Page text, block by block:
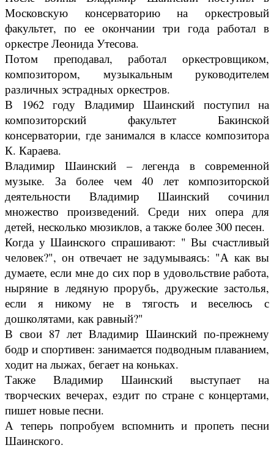
Московскую консерваторию на оркестровый
факультет, по ее окончании три года работал в
оркестре Леонида Утесова.
Потом преподавал, работал оркестровщиком,
композитором, музыкальным руководителем
различных эстрадных оркестров.
В 1962 году Владимир Шаинский поступил на
композиторский факультет Бакинской
консерватории, где занимался в классе композитора
К. Караева.
Владимир Шаинский – легенда в современной
музыке. За более чем 40 лет композиторской
деятельности Владимир Шаинский сочинил
множество произведений. Среди них опера для
детей, несколько мюзиклов, а также более 300 песен.
Когда у Шаинского спрашивают: " Вы счастливый
человек?", он отвечает не задумываясь: "А как вы
думаете, если мне до сих пор в удовольствие работа,
ныряние в ледяную прорубь, дружеские застолья,
если я никому не в тягость и веселюсь с
дошколятами, как равный?"
В свои 87 лет Владимир Шаинский по-прежнему
бодр и спортивен: занимается подводным плаванием,
ходит на лыжах, бегает на коньках.
Также Владимир Шаинский выступает на
творческих вечерах, ездит по стране с концертами,
пишет новые песни.
А теперь попробуем вспомнить и пропеть песни
Шаинского.